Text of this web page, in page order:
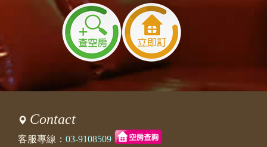
Contact
客服專線： 03-9108509